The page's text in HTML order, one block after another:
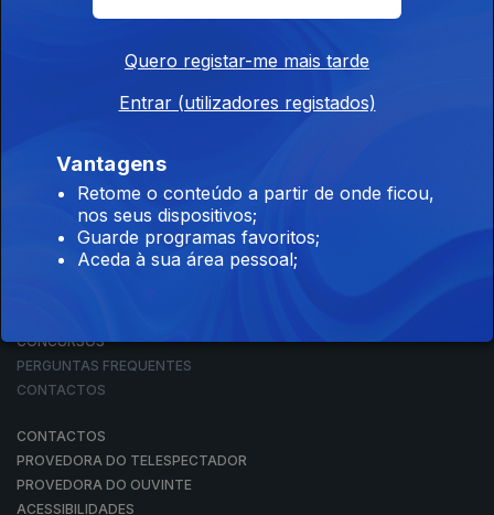
RTP ARQUIVOS
RTP ENSINA
RTP PLAY
EM DIRETO
CONCURSOS
PERGUNTAS FREQUENTES
CONTACTOS
CONTACTOS
PROVEDORA DO TELESPECTADOR
PROVEDORA DO OUVINTE
ACESSIBILIDADES
Quero registar-me mais tarde
Entrar (utilizadores registados)
Vantagens
Retome o conteúdo a partir de onde ficou,
nos seus dispositivos;
Guarde programas favoritos;
Aceda à sua área pessoal;